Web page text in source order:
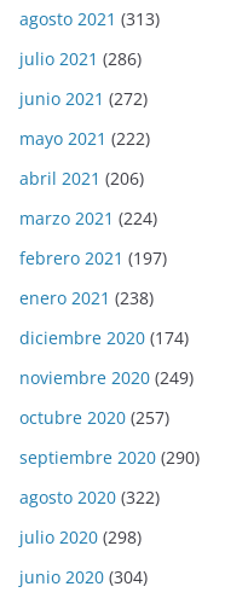
agosto 2021 (313)
julio 2021 (286)
junio 2021 (272)
mayo 2021 (222)
abril 2021 (206)
marzo 2021 (224)
febrero 2021 (197)
enero 2021 (238)
diciembre 2020 (174)
noviembre 2020 (249)
octubre 2020 (257)
septiembre 2020 (290)
agosto 2020 (322)
julio 2020 (298)
junio 2020 (304)